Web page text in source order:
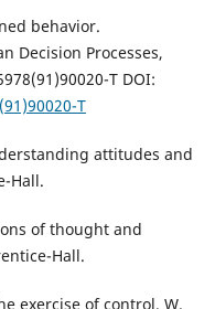
behavior.
Decision Processes,
T DOI:
T
attitudes and
Hall.
of thought and
Hall.
exercise of control. W.